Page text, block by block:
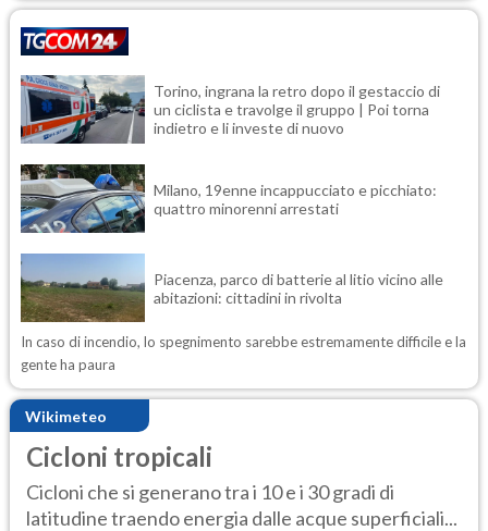
Torino, ingrana la retro dopo il gestaccio di
un ciclista e travolge il gruppo | Poi torna
indietro e li investe di nuovo
Milano, 19enne incappucciato e picchiato:
quattro minorenni arrestati
Piacenza, parco di batterie al litio vicino alle
abitazioni: cittadini in rivolta
In caso di incendio, lo spegnimento sarebbe estremamente difficile e la
gente ha paura
Wikimeteo
Cicloni tropicali
Cicloni che si generano tra i 10 e i 30 gradi di
latitudine traendo energia dalle acque superficiali...